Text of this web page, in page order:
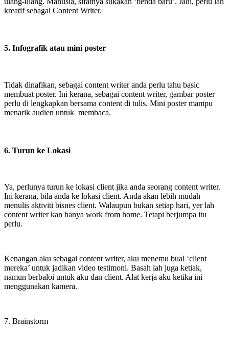
kreatif sebagai Content Writer.
5. Infografik atau mini poster
Tidak dinafikan, sebagai content writer anda perlu tahu basic
membuat poster. Ini kerana, sebagai content writer, gambar poster
perlu di lengkapkan bersama content di tulis. Mini poster mampu
menarik audien untuk membaca.
6. Turun ke Lokasi
Ya, perlunya turun ke lokasi client jika anda seorang content writer.
Ini kerana, bila anda ke lokasi client. Anda akan lebih mudah
menulis aktiviti bisnes client. Walaupun bukan setiap hari, yer lah
content writer kan hanya work from home. Tetapi berjumpa itu
perlu.
Kenangan aku sebagai content writer, aku menemu bual ‘client
mereka’ untuk jadikan video testimoni. Basah lah juga ketiak,
namun berbaloi untuk aku dan client. Alat kerja aku ketika ini
menggunakan kamera.
7. Brainstorm